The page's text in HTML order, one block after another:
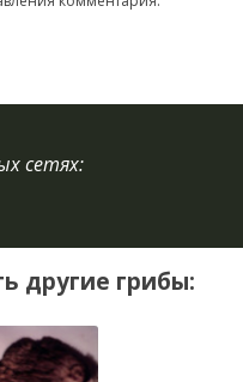
сетях:
другие грибы: